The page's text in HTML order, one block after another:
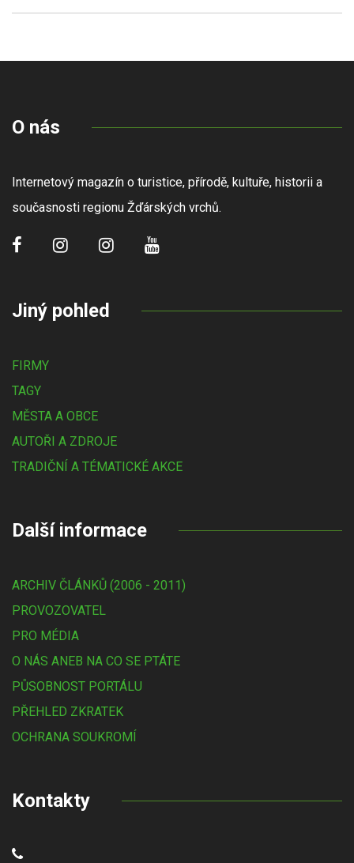
O nás
Internetový magazín o turistice, přírodě, kultuře, historii a
současnosti regionu Žďárských vrchů.
Jiný pohled
FIRMY
TAGY
MĚSTA A OBCE
AUTOŘI A ZDROJE
TRADIČNÍ A TÉMATICKÉ AKCE
Další informace
ARCHIV ČLÁNKŮ (2006 - 2011)
PROVOZOVATEL
PRO MÉDIA
O NÁS ANEB NA CO SE PTÁTE
PŮSOBNOST PORTÁLU
PŘEHLED ZKRATEK
OCHRANA SOUKROMÍ
Kontakty